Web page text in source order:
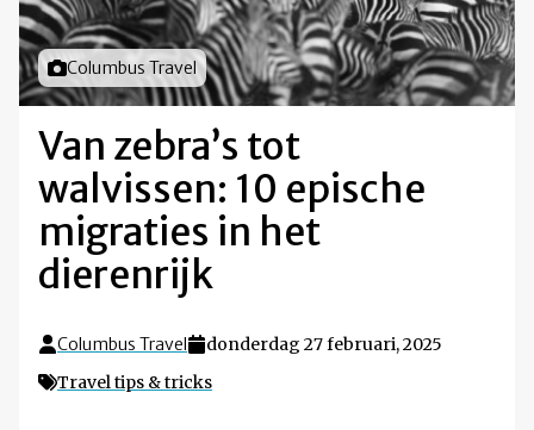
Foto door
Columbus Travel
Van zebra’s tot
walvissen: 10 epische
migraties in het
dierenrijk
Columbus Travel
donderdag 27 februari, 2025
Travel tips & tricks